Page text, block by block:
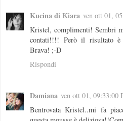
Kucina di Kiara ven ott 01,
Kristel, complimenti! Sembri
contati!!!! Però il risultato è
Brava! ;-D
Rispondi
Damiana ven ott 01, 09:33:00
Bentrovata Kristel..mi fa